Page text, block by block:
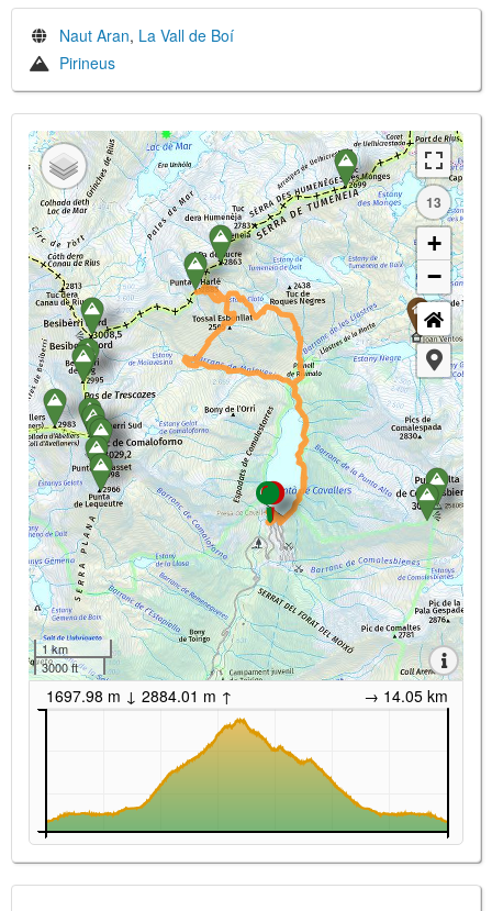
Naut Aran, La Vall de Boí
Pirineus
13
+
−
1 km
3000 ft
1697.98 m ↓ 2884.01 m ↑ → 14.05 km